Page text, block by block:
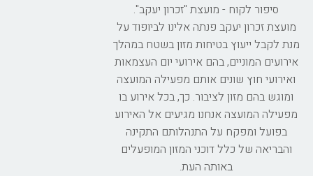
סיפור לקוח - מועצת "זכרון יעקב".
מועצת זכרון יעקב פנתה אלינו לביופוד על
מנת לקבל ייעוץ בטיחות מזון בשטח במהלך
אירועים המוניים, בהם אירועי יום העצמאות
ואירועי חוץ שונים אותם מפעילה המועצה
ומוגש בהם מזון לציבור. כך, בכל אירוע בו
מפעילה המועצה אנחנו מגיעים אל האירוע
בפועל ומפקח על התנהלותם התקינה
והבריאה של כלל דוכני המזון המופעלים
באותה העת.